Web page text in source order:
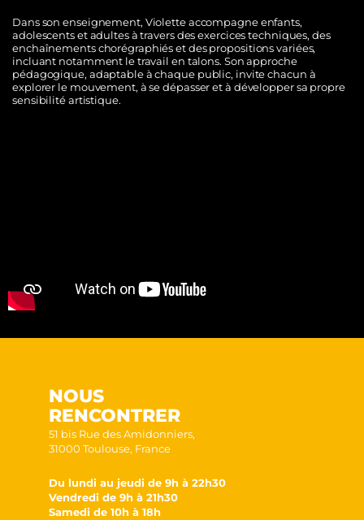
Dans son enseignement, Violette accompagne enfants,
adolescents et adultes à travers des exercices techniques, des
enchaînements chorégraphiés et des propositions variées,
incluant notamment le travail en talons. Son approche
pédagogique, adaptable à chaque public, invite chacun à
explorer le mouvement, à se dépasser et à développer sa propre
sensibilité artistique.
NOUS
RENCONTRER
51 bis Rue des Amidonniers,
31000 Toulouse, France
Du lundi au jeudi de 9h à 22h30
Vendredi de 9h à 21h30
Samedi de 10h à 18h